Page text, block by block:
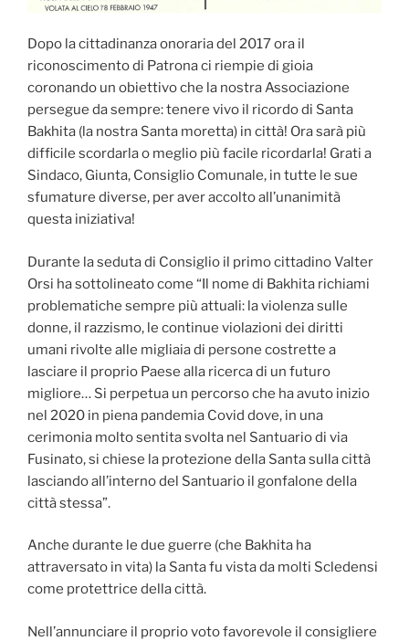
Dopo la cittadinanza onoraria del 2017 ora il
riconoscimento di Patrona ci riempie di gioia
coronando un obiettivo che la nostra Associazione
persegue da sempre: tenere vivo il ricordo di Santa
Bakhita (la nostra Santa moretta) in città! Ora sarà più
difficile scordarla o meglio più facile ricordarla! Grati a
Sindaco, Giunta, Consiglio Comunale, in tutte le sue
sfumature diverse, per aver accolto all’unanimità
questa iniziativa!
Durante la seduta di Consiglio il primo cittadino Valter
Orsi ha sottolineato come “Il nome di Bakhita richiami
problematiche sempre più attuali: la violenza sulle
donne, il razzismo, le continue violazioni dei diritti
umani rivolte alle migliaia di persone costrette a
lasciare il proprio Paese alla ricerca di un futuro
migliore… Si perpetua un percorso che ha avuto inizio
nel 2020 in piena pandemia Covid dove, in una
cerimonia molto sentita svolta nel Santuario di via
Fusinato, si chiese la protezione della Santa sulla città
lasciando all’interno del Santuario il gonfalone della
città stessa”.
Anche durante le due guerre (che Bakhita ha
attraversato in vita) la Santa fu vista da molti Scledensi
come protettrice della città.
Nell’annunciare il proprio voto favorevole il consigliere